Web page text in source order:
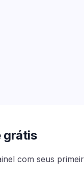
grátis
com seus